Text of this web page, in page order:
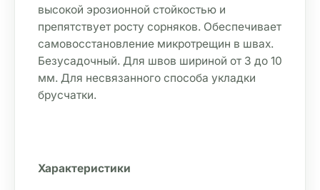
высокой эрозионной стойкостью и
препятствует росту сорняков. Обеспечивает
самовосстановление микротрещин в швах.
Безусадочный. Для швов шириной от 3 до 10
мм. Для несвязанного способа укладки
брусчатки.
Характеристики